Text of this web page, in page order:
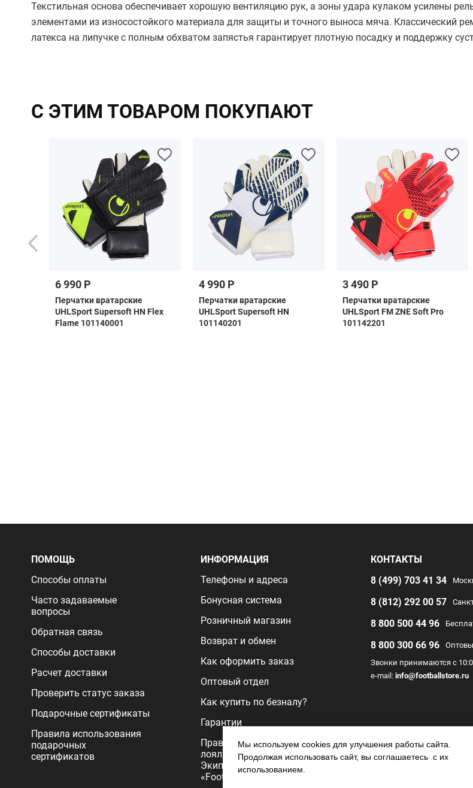
Текстильная основа обеспечивает хорошую вентиляцию рук, а зоны удара кулаком усилены
элементами из износостойкого материала для защиты и точного выноса мяча. Классический
латекса на липучке с полным обхватом запястья гарантирует плотную посадку и поддержку
С ЭТИМ ТОВАРОМ ПОКУПАЮТ
6 990 Р
Перчатки вратарские
UHLSport Supersoft HN Flex
Flame 101140001
4 990 Р
Перчатки вратарские
UHLSport Supersoft HN
101140201
3 490 Р
Перчатки вратарские
UHLSport FM ZNE Soft Pro
101142201
ПОМОЩЬ
Способы оплаты
Часто задаваемые
вопросы
Обратная связь
Способы доставки
Расчет доставки
Проверить статус заказа
Подарочные сертификаты
Правила использования
подарочных
сертификатов
ИНФОРМАЦИЯ
Телефоны и адреса
Бонусная система
Розничный магазин
Возврат и обмен
Как оформить заказ
Оптовый отдел
Как купить по безналу?
Гарантии
Правила программы
лояльности
Экипировочного центра
«FootballStore»
КОНТАКТЫ
8 (499) 703 41 34
8 (812) 292 00 57
8 800 500 44 96
8 800 300 66 96
Звонки принимаются с
e-mail: info@footballstore.ru
Мы используем cookies для улучшения работы сайта.
Продолжая использовать сайт, вы соглашаетесь с их
использованием.